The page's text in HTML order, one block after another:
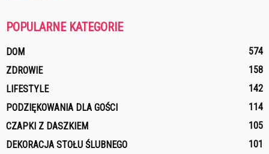
POPULARNE KATEGORIE
DOM
574
ZDROWIE
158
LIFESTYLE
142
PODZIĘKOWANIA DLA GOŚCI
114
CZAPKI Z DASZKIEM
105
DEKORACJA STOŁU ŚLUBNEGO
101